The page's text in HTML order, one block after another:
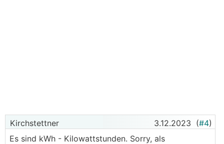
Kirchstettner 3.12.2023 (#4)
Es sind kWh - Kilowattstunden. Sorry, als